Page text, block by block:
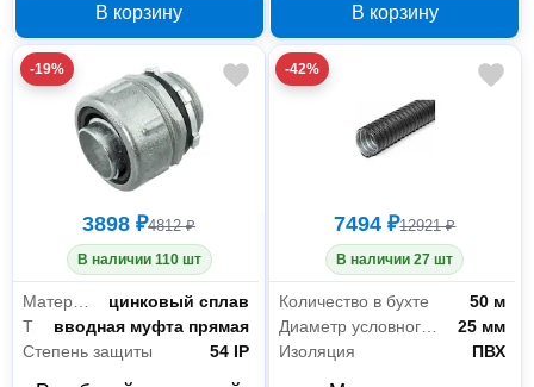
РКН-20 zeta40412
В корзину
РКН-15 zeta40411
В корзину
-19%
3898 ₽4812 ₽
В наличии 110 шт
Материал
цинковый сплав
Тип
вводная муфта прямая
Степень защиты
54 IP
-42%
7494 ₽12921 ₽
В наличии 27 шт
Количество в бухте
50 м
Диаметр условного прохода
25 мм
Изоляция
ПВХ